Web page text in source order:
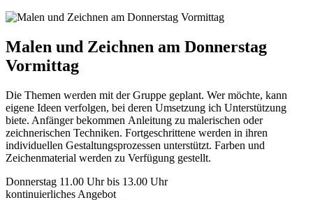
Malen und Zeichnen am Donnerstag
Vormittag
Die Themen werden mit der Gruppe geplant. Wer möchte, kann
eigene Ideen verfolgen, bei deren Umsetzung ich Unterstützung
biete. Anfänger bekommen Anleitung zu malerischen oder
zeichnerischen Techniken. Fortgeschrittene werden in ihren
individuellen Gestaltungsprozessen unterstützt. Farben und
Zeichenmaterial werden zu Verfügung gestellt.
Donnerstag 11.00 Uhr bis 13.00 Uhr
kontinuierliches Angebot